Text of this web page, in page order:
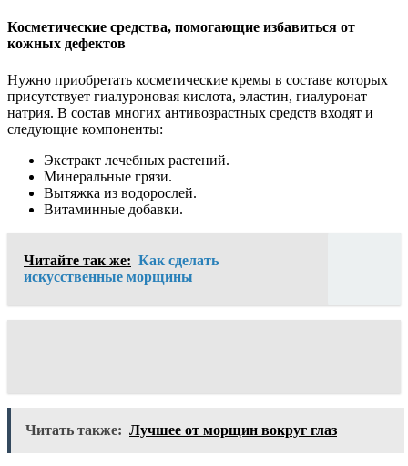
Косметические средства, помогающие избавиться от
кожных дефектов
Нужно приобретать косметические кремы в составе которых
присутствует гиалуроновая кислота, эластин, гиалуронат
натрия. В состав многих антивозрастных средств входят и
следующие компоненты:
Экстракт лечебных растений.
Минеральные грязи.
Вытяжка из водорослей.
Витаминные добавки.
Читайте так же: Как сделать
искусственные морщины
Читать также: Лучшее от морщин вокруг глаз